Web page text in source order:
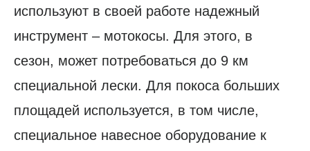
используют в своей работе надежный
инструмент – мотокосы. Для этого, в
сезон, может потребоваться до 9 км
специальной лески. Для покоса больших
площадей используется, в том числе,
специальное навесное оборудование к